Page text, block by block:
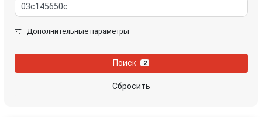
Nissan Opel
Дополнительные параметры
Поиск 2
Сбросить